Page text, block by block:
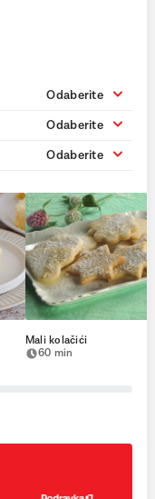
Odaberite
Odaberite
Odaberite
Mali kolačići
60 min